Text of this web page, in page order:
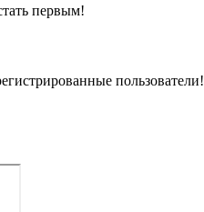
первым!
пользователи!